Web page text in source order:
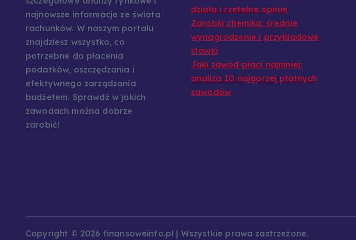
najnowsze informacje ze świata
rachunków. W naszym portalu
znajdziesz wszystko, co
potrzebne do płacenia
podatków, oszczędzania i
efektywnego zarządzania
budżetem. Sprawdź w jakich
zawodach można dobrze
zarobić!
działa i rzetelne opinie
Zarobki chemika: średnie
wynagrodzenie i przykładowe
stawki
Jaki zawód płaci najmniej:
analiza 10 najgorzej płatnych
zawodów
Copyright © 2026 finansoweinfo.pl | Wszystkie prawa zastrzeżone.